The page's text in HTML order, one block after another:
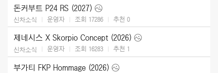
돈커부트 P24 RS (2027)
신차소식 운영자 조회 17286 추천 0
제네시스 X Skorpio Concept (2026)
신차소식 운영자 조회 16283 추천 1
부가티 FKP Hommage (2026)